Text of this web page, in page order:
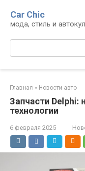
контенту
Car Chic
мода, стиль и
Поиск:
Главная » Новости авто
Запчасти Delphi:
технологии
6 февраля 2025